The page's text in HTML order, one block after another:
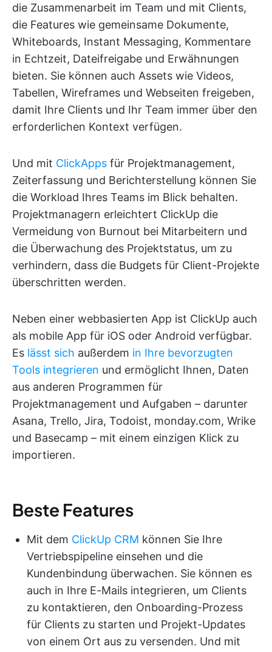
die Zusammenarbeit im Team und mit Clients,
die Features wie gemeinsame Dokumente,
Whiteboards, Instant Messaging, Kommentare
in Echtzeit, Dateifreigabe und Erwähnungen
bieten. Sie können auch Assets wie Videos,
Tabellen, Wireframes und Webseiten freigeben,
damit Ihre Clients und Ihr Team immer über den
erforderlichen Kontext verfügen.
Und mit ClickApps für Projektmanagement,
Zeiterfassung und Berichterstellung können Sie
die Workload Ihres Teams im Blick behalten.
Projektmanagern erleichtert ClickUp die
Vermeidung von Burnout bei Mitarbeitern und
die Überwachung des Projektstatus, um zu
verhindern, dass die Budgets für Client-Projekte
überschritten werden.
Neben einer webbasierten App ist ClickUp auch
als mobile App für iOS oder Android verfügbar.
Es lässt sich außerdem in Ihre bevorzugten
Tools integrieren und ermöglicht Ihnen, Daten
aus anderen Programmen für
Projektmanagement und Aufgaben – darunter
Asana, Trello, Jira, Todoist, monday.com, Wrike
und Basecamp – mit einem einzigen Klick zu
importieren.
Beste Features
Mit dem ClickUp CRM können Sie Ihre
Vertriebspipeline einsehen und die
Kundenbindung überwachen. Sie können es
auch in Ihre E-Mails integrieren, um Clients
zu kontaktieren, den Onboarding-Prozess
für Clients zu starten und Projekt-Updates
von einem Ort aus zu versenden. Und mit